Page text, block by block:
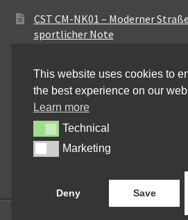
CST CM-NK01 – Moderner
sportlicher Note
Maxxis MA-ST3 –
für vielseitige Einsätze
Pirelli City Demon –
Alltag
Metzeler Perfect ME77 –
Straßenperformance
This website uses cookies to
the best experience on our
Learn more
TechnicalTechnical
MarketingMarketing
Deny Save